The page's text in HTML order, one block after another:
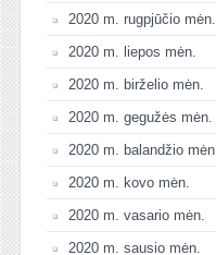
2020 m. rugpjūčio mėn.
2020 m. liepos mėn.
2020 m. birželio mėn.
2020 m. gegužės mėn.
2020 m. balandžio mėn.
2020 m. kovo mėn.
2020 m. vasario mėn.
2020 m. sausio mėn.